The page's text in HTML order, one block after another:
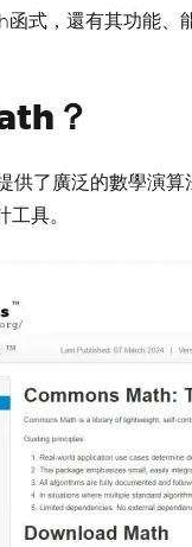
，還有其功能、
？
供了廣泛的數學演
具。